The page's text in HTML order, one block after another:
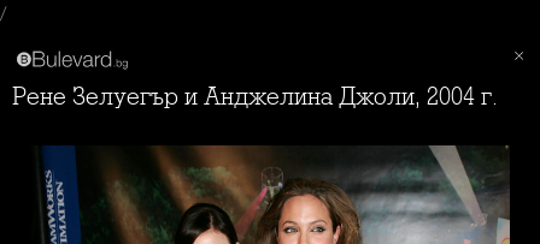
/
Рене Зелуегър и Анджелина Джоли, 2004 г.